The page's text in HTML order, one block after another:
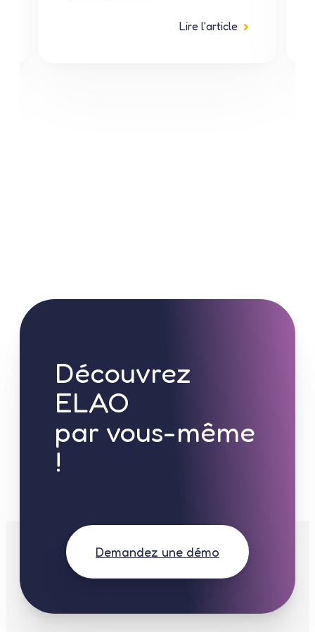
Gérer le consentement
Pour offrir les meilleures expériences, nous utilisons des technologies
telles que les cookies pour stocker et/ou accéder aux informations des
appareils. Le fait de consentir à ces technologies nous permettra de
Lire l'article
Découvrez
ELAO
par vous-même
!
Demandez une démo